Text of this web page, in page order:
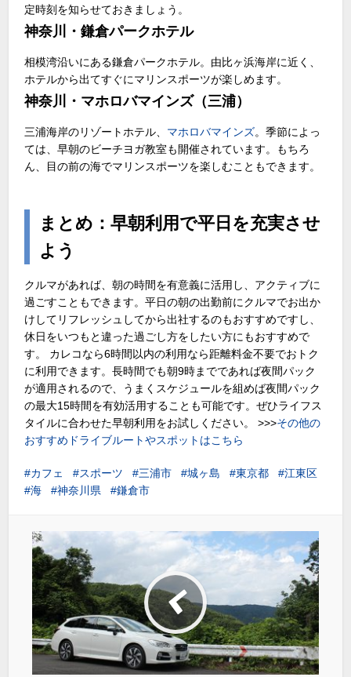
定時刻を知らせておきましょう。
神奈川・鎌倉パークホテル
相模湾沿いにある鎌倉パークホテル。由比ヶ浜海岸に近く、
ホテルから出てすぐにマリンスポーツが楽しめます。
神奈川・マホロバマインズ（三浦）
三浦海岸のリゾートホテル、 マホロバマインズ。季節によっ
ては、早朝のビーチヨガ教室も開催されています。もちろ
ん、目の前の海でマリンスポーツを楽しむこともできます。
まとめ：早朝利用で平日を充実させ
よう
クルマがあれば、朝の時間を有意義に活用し、アクティブに
過ごすこともできます。平日の朝の出勤前にクルマでお出か
けしてリフレッシュしてから出社するのもおすすめですし、
休日をいつもと違った過ごし方をしたい方にもおすすめで
す。 カレコなら6時間以内の利用なら距離料金不要でおトク
に利用できます。長時間でも朝9時までであれば夜間パック
が適用されるので、うまくスケジュールを組めば夜間パック
の最大15時間を有効活用することも可能です。ぜひライフス
タイルに合わせた早朝利用をお試しください。 >>>その他の
おすすめドライブルートやスポットはこちら
カフェ スポーツ 三浦市 城ヶ島 東京都
江東区
海
神奈川県 鎌倉市